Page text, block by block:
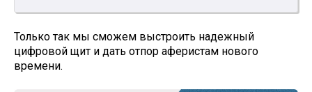
Только так мы сможем выстроить надежный
цифровой щит и дать отпор аферистам нового
времени.